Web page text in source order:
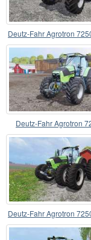
Deutz-Fahr Agrotron
Deutz-Fahr Agrotron
Deutz-Fahr Agrotron